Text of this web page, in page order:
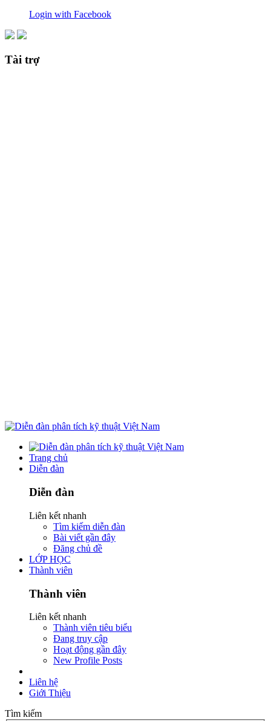
Login with Facebook
Tài trợ
Trang chủ
Diễn đàn
Diễn đàn
Liên kết nhanh
Tìm kiếm diễn đàn
Bài viết gần đây
Đăng chủ đề
LỚP HỌC
Thành viên
Thành viên
Liên kết nhanh
Thành viên tiêu biểu
Đang truy cập
Hoạt động gần đây
New Profile Posts
Liên hệ
Giới Thiệu
Tìm kiếm